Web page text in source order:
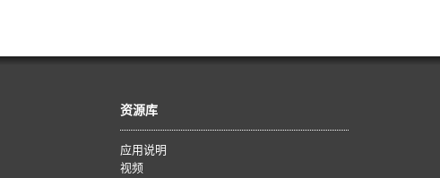
资源库
应用说明
视频